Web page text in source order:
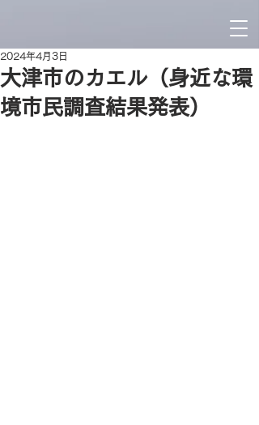
大津市のカエル（身近な環
境市民調査結果発表）
2024年4月3日